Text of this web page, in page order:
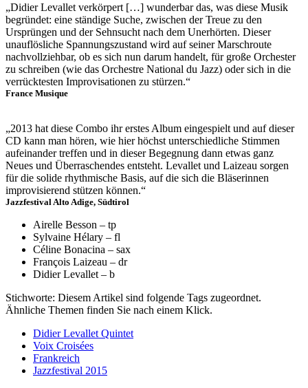
„Didier Levallet verkörpert […] wunderbar das, was diese Musik
begründet: eine ständige Suche, zwischen der Treue zu den
Ursprüngen und der Sehnsucht nach dem Unerhörten. Dieser
unauflösliche Spannungszustand wird auf seiner Marschroute
nachvollziehbar, ob es sich nun darum handelt, für große Orchester
zu schreiben (wie das Orchestre National du Jazz) oder sich in die
verrücktesten Improvisationen zu stürzen.“
France Musique
„2013 hat diese Combo ihr erstes Album eingespielt und auf dieser
CD kann man hören, wie hier höchst unterschiedliche Stimmen
aufeinander treffen und in dieser Begegnung dann etwas ganz
Neues und Überraschendes entsteht. Levallet und Laizeau sorgen
für die solide rhythmische Basis, auf die sich die Bläserinnen
improvisierend stützen können.“
Jazzfestival Alto Adige, Südtirol
Airelle Besson – tp
Sylvaine Hélary – fl
Céline Bonacina – sax
François Laizeau – dr
Didier Levallet – b
Stichworte: Diesem Artikel sind folgende Tags zugeordnet.
Ähnliche Themen finden Sie nach einem Klick.
Didier Levallet Quintet
Voix Croisées
Frankreich
Jazzfestival 2015